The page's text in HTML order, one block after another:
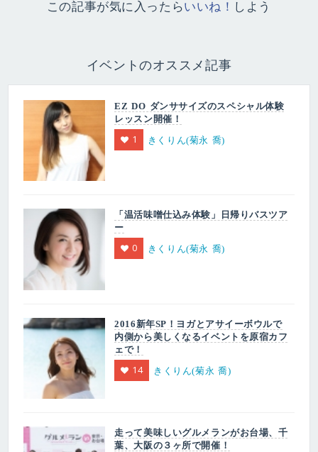
この記事が気に入ったらいいね！ しよう
イベントのオススメ記事
EZ DO ダンササイズのスペシャル体験
レッスン開催！
1 きくりん(菊永 喬)
「温活味噌仕込み体験」日帰りバスツア
ー
0 きくりん(菊永 喬)
2016新年SP！ヨガとアサイーボウルで
内側から美しくなるイベントを原宿カフ
ェで！
14 きくりん(菊永 喬)
走って美味しいグルメランがお台場、千
葉、大阪の３ヶ所で開催！